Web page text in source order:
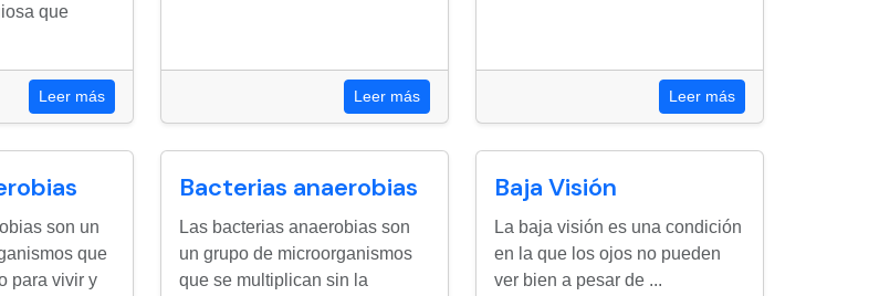
que
Leer más Leer más Leer más
son un
que
para vivir y
Bacterias anaerobias
Las bacterias anaerobias son
un grupo de microorganismos
que se multiplican sin la
Baja Visión
La baja visión es una condición
en la que los ojos no pueden
ver bien a pesar de ...